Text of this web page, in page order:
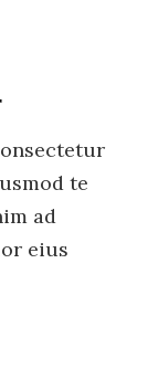
te
ad
eius